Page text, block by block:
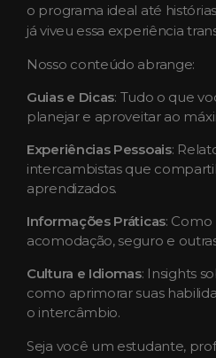
o programa ideal até
já viveu essa experiência
Nosso conteúdo abrange:
Guias e Dicas: Tudo o que
planejar e aproveitar ao
Experiências Pessoais:
intercambistas que
aprendizados.
Informações Práticas: Como
acomodação, seguro e
Cultura e Idiomas: Insights
como aprimorar suas
o intercâmbio.
Seja você um estudante,